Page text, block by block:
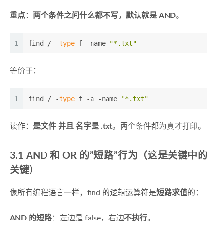
重点：两个条件之间什么都不写，默认就是 AND。
1 find / -type f -name "*.txt"
等价于：
1 find / -type f -a -name "*.txt"
读作： 是文件 并且 名字是 .txt。两个条件都为真才打印。
3.1 AND 和 OR 的”短路”行为（这是关键中的
关键）
像所有编程语言一样，find 的逻辑运算符是短路求值的：
AND 的短路：左边是 false，右边不执行。